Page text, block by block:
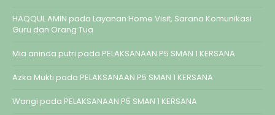
HAQQUL AMIN pada Layanan Home Visit, Sarana Komunikasi
Guru dan Orang Tua
Mia aninda putri pada PELAKSANAAN P5 SMAN 1 KERSANA
Azka Mukti pada PELAKSANAAN P5 SMAN 1 KERSANA
Wangi pada PELAKSANAAN P5 SMAN 1 KERSANA